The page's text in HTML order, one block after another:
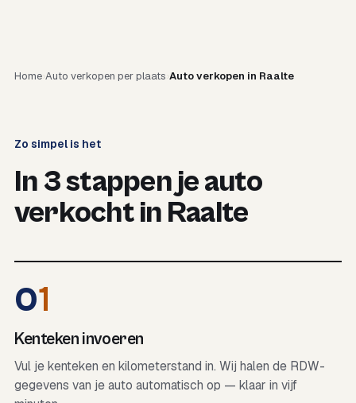
Home Auto verkopen per plaats Auto verkopen in Raalte
Zo simpel is het
In 3 stappen je auto
verkocht in Raalte
01
Kenteken invoeren
Vul je kenteken en kilometerstand in. Wij halen de RDW-
gegevens van je auto automatisch op — klaar in vijf